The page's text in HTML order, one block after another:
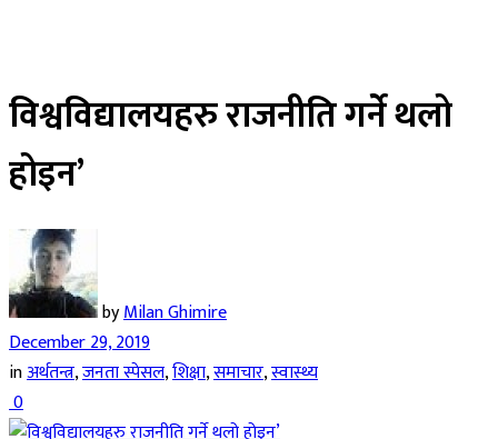
विश्वविद्यालयहरु राजनीति गर्ने थलो
होइन’
byMilan Ghimire
December 29, 2019
inअर्थतन्त्र,जनता स्पेसल,शिक्षा,समाचार,स्वास्थ्य
0